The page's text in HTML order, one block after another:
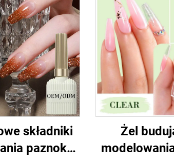
składniki
paznokci
Żel